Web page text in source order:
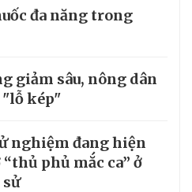
đa năng trong
giảm sâu, nông dân
kép"
nghiệm đang hiện
phủ mắc ca” ở